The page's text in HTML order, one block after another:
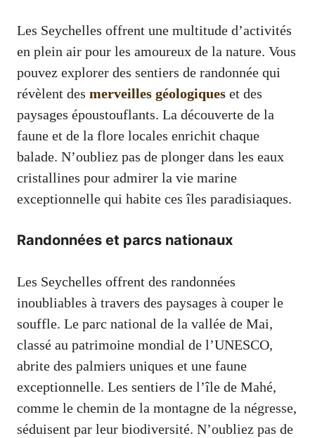
Les Seychelles offrent une multitude d’activités
en plein air pour les amoureux de la nature. Vous
pouvez explorer des sentiers de randonnée qui
révèlent des merveilles géologiques et des
paysages époustouflants. La découverte de la
faune et de la flore locales enrichit chaque
balade. N’oubliez pas de plonger dans les eaux
cristallines pour admirer la vie marine
exceptionnelle qui habite ces îles paradisiaques.
Randonnées et parcs nationaux
Les Seychelles offrent des randonnées
inoubliables à travers des paysages à couper le
souffle. Le parc national de la vallée de Mai,
classé au patrimoine mondial de l’UNESCO,
abrite des palmiers uniques et une faune
exceptionnelle. Les sentiers de l’île de Mahé,
comme le chemin de la montagne de la négresse,
séduisent par leur biodiversité. N’oubliez pas de